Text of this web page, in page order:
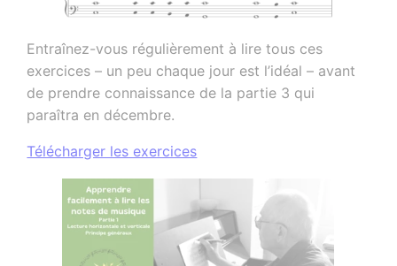
Entraînez-vous régulièrement à lire tous ces
exercices – un peu chaque jour est l’idéal – avant
de prendre connaissance de la partie 3 qui
paraîtra en décembre.
Télécharger les exercices